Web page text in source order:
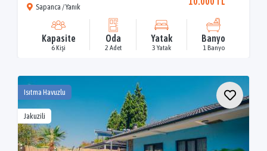
Sapanca / Yanık
Kapasite
6 Kişi
Oda
2 Adet
Yatak
3 Yatak
Banyo
1 Banyo
Isıtma Havuzlu
Jakuzili